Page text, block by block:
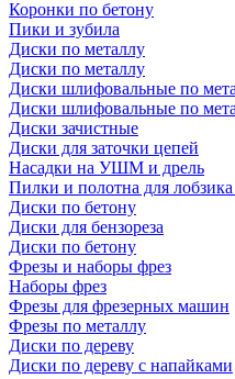
Коронки по бетону
Пики и зубила
Диски по металлу
Диски по металлу
Диски шлифовальные по
Диски шлифовальные по
Диски зачистные
Диски для заточки цепей
Насадки на УШМ и дрель
Пилки и полотна для
Диски по бетону
Диски для бензореза
Диски по бетону
Фрезы и наборы фрез
Наборы фрез
Фрезы для фрезерных машин
Фрезы по металлу
Диски по дереву
Диски по дереву с напайками